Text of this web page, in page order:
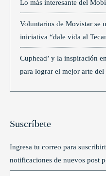
Lo más interesante del
Voluntarios de Movistar se
iniciativa “dale vida al
Cuphead’ y la inspiración
para lograr el mejor arte
Suscríbete
Ingresa tu correo para
notificaciones de nuevos post
Type your email…